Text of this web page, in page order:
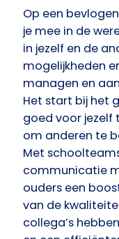
Op een
je mee in de
in jezelf en de
mogelijkheden
managen en
Het start bij het
goed voor jezelf
om anderen te
Met
communicatie
ouders een
van de
collega’s